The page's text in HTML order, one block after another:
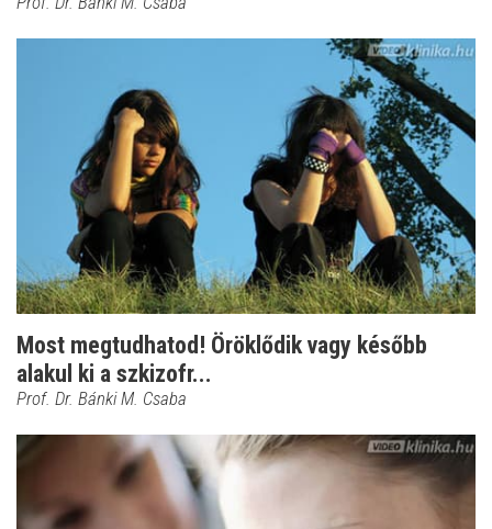
Most megtudhatod! Öröklődik vagy később
alakul ki a szkizofr...
Prof. Dr. Bánki M. Csaba